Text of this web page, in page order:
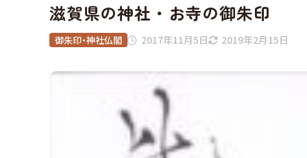
滋賀県の神社・お寺の御朱印
2017年11月5日 2019年2月15日
御朱印・神社仏閣